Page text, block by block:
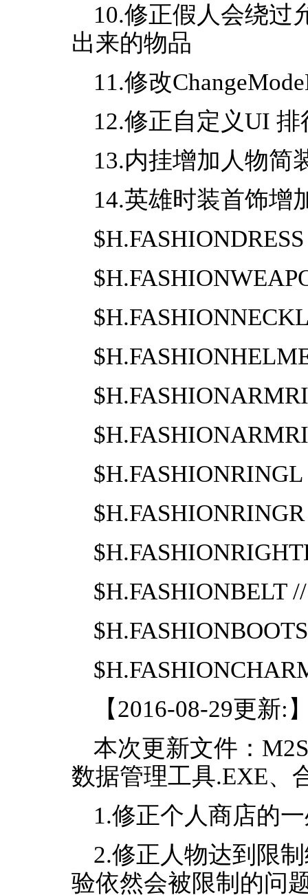
10.修正假人会绕过
出来的物品
11.修改
12.修正自定义UI
13.内挂增加人物简
14.英雄时装首饰增
$H.FASHIONBELT
【2016-08-29更新:
本次更新文件：
数据管理工具.EXE、
1.修正个人商店的
2.修正人物达到限
验依然会被限制的问